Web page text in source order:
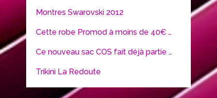
Montres Swarovski 2012
Cette robe Promod à moins de 40€ …
Ce nouveau sac COS fait déjà partie …
Trikini La Redoute